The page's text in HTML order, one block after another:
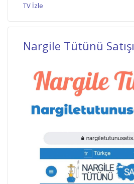
TV İzle
Nargile Tütünü Satışı